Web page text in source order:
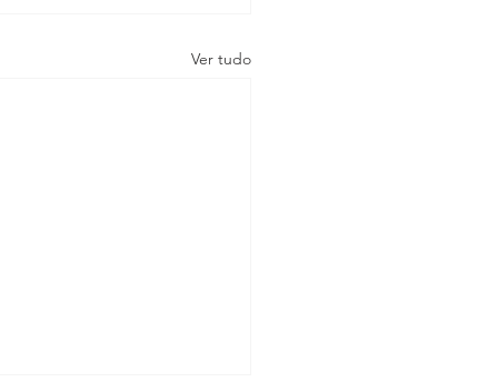
Ver tudo